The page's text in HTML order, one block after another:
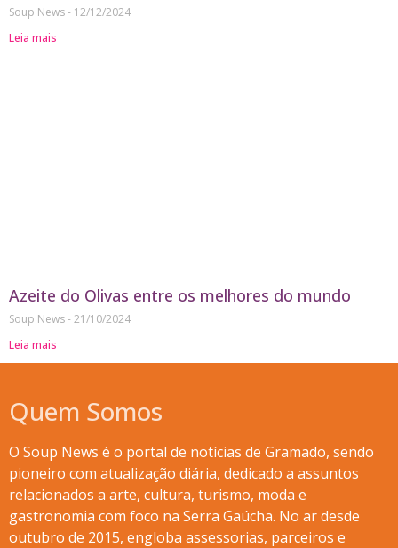
Soup News
12/12/2024
Leia mais
Azeite do Olivas entre os melhores do mundo
Soup News 21/10/2024
Leia mais
Quem Somos
O Soup News é o portal de notícias de Gramado, sendo
pioneiro com atualização diária, dedicado a assuntos
relacionados a arte, cultura, turismo, moda e
gastronomia com foco na Serra Gaúcha. No ar desde
outubro de 2015, engloba assessorias, parceiros e